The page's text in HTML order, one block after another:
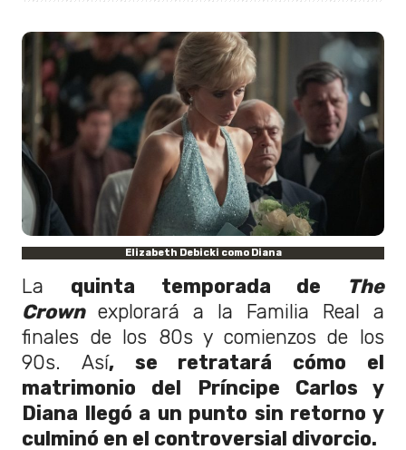
Elizabeth Debicki como Diana
La quinta temporada de
The
Crown explorará a la Familia Real a
finales de los 80s y comienzos de los
90s. Así, se retratará cómo el
matrimonio del Príncipe Carlos y
Diana llegó a un punto sin retorno y
culminó en el controversial divorcio.